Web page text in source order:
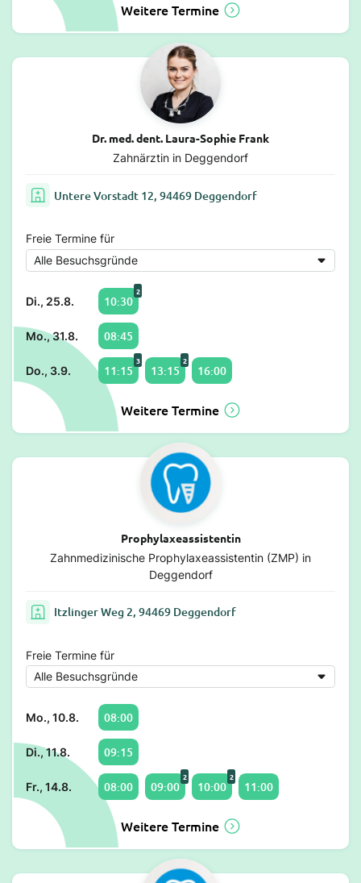
Weitere Termine
Dr. med. dent. Laura-Sophie Frank
Zahnärztin in Deggendorf
Untere Vorstadt 12, 94469 Deggendorf
Freie Termine für
Di., 25.8. 10:30
2
Mo., 31.8. 08:45
Do., 3.9. 11:15
3
13:15
2
16:00
Weitere Termine
Prophylaxeassistentin
Zahnmedizinische Prophylaxeassistentin (ZMP) in
Deggendorf
Itzlinger Weg 2, 94469 Deggendorf
Freie Termine für
Mo., 10.8. 08:00
Di., 11.8. 09:15
Fr., 14.8. 08:00 09:00
2
10:00
2
11:00
Weitere Termine